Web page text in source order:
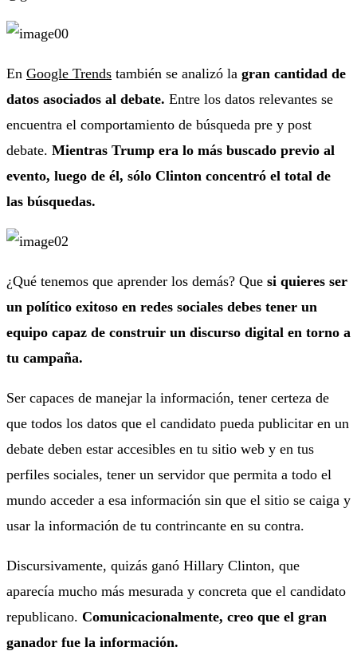
En Google Trends también se analizó la gran cantidad de
datos asociados al debate. Entre los datos relevantes se
encuentra el comportamiento de búsqueda pre y post
debate. Mientras Trump era lo más buscado previo al
evento, luego de él, sólo Clinton concentró el total de
las búsquedas.
¿Qué tenemos que aprender los demás? Que si quieres ser
un político exitoso en redes sociales debes tener un
equipo capaz de construir un discurso digital en torno a
tu campaña.
Ser capaces de manejar la información, tener certeza de
que todos los datos que el candidato pueda publicitar en un
debate deben estar accesibles en tu sitio web y en tus
perfiles sociales, tener un servidor que permita a todo el
mundo acceder a esa información sin que el sitio se caiga y
usar la información de tu contrincante en su contra.
Discursivamente, quizás ganó Hillary Clinton, que
aparecía mucho más mesurada y concreta que el candidato
republicano. Comunicacionalmente, creo que el gran
ganador fue la información.